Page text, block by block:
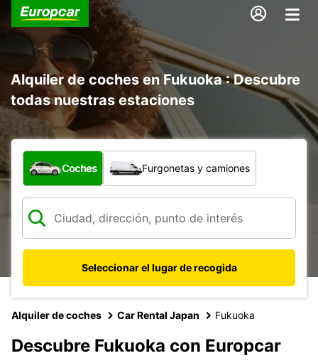
Alquiler de coches en Fukuoka : Descubre
todas nuestras estaciones
¿Qué tipo de vehículo?
Coches Furgonetas y camiones
Seleccionar el lugar de recogida
Alquiler de coches Car Rental Japan Fukuoka
Descubre Fukuoka con Europcar